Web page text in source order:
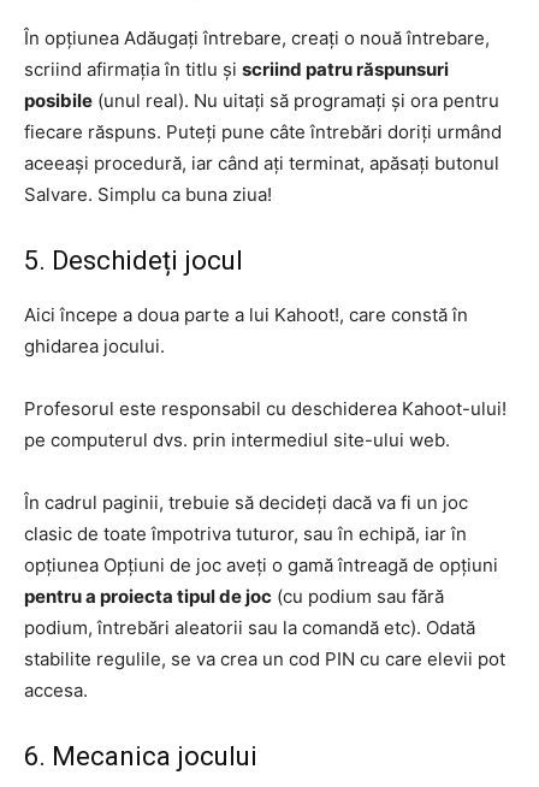
În opțiunea Adăugați întrebare, creați o nouă întrebare,
scriind afirmația în titlu și scriind patru răspunsuri
posibile (unul real). Nu uitați să programați și ora pentru
fiecare răspuns. Puteți pune câte întrebări doriți urmând
aceeași procedură, iar când ați terminat, apăsați butonul
Salvare. Simplu ca buna ziua!
5. Deschideți jocul
Aici începe a doua parte a lui Kahoot!, care constă în
ghidarea jocului.
Profesorul este responsabil cu deschiderea Kahoot-ului!
pe computerul dvs. prin intermediul site-ului web.
În cadrul paginii, trebuie să decideți dacă va fi un joc
clasic de toate împotriva tuturor, sau în echipă, iar în
opțiunea Opțiuni de joc aveți o gamă întreagă de opțiuni
pentru a proiecta tipul de joc (cu podium sau fără
podium, întrebări aleatorii sau la comandă etc). Odată
stabilite regulile, se va crea un cod PIN cu care elevii pot
accesa.
6. Mecanica jocului